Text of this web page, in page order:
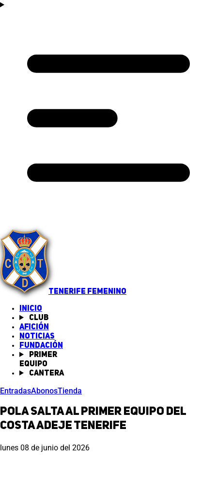
TENERIFE FEMENINO
INICIO
Club
Afición
Noticias
Fundación
Primer
equipo
Cantera
EntradasAbonosTienda
Pola salta al primer equipo del
Costa Adeje Tenerife
lunes 08 de junio del 2026